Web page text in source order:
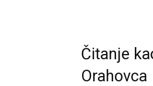
Čitanje
Orahovca